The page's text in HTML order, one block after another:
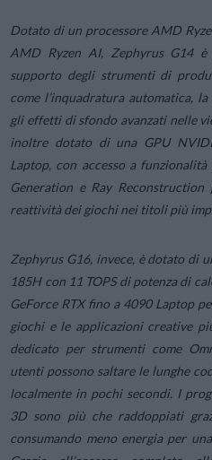
Dotato di un processore AMD
AMD Ryzen AI, Zephyrus G14
supporto degli strumenti di
come l’inquadratura automatica,
gli effetti di sfondo avanzati nelle
inoltre dotato di una GPU
Laptop, con accesso a funzionalità
Generation e Ray
reattività dei giochi nei titoli più
Zephyrus G16, invece, è dotato di
185H con 11 TOPS di potenza di
GeForce RTX fino a 4090 Laptop
giochi e le applicazioni creative
dedicato per strumenti come
utenti possono saltare le lunghe
localmente in pochi secondi. I
3D sono più che raddoppiati
consumando meno energia per